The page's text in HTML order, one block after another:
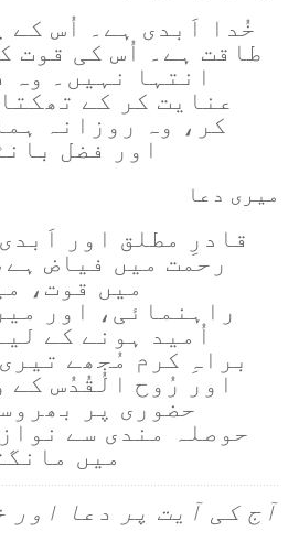
خُدا اَبدی ہے۔ اُس کے
طاقت ہے۔ اُس کی قوت
انتہا نہیں۔ وہ
عنایت کر کے
کر، وہ روزانہ
اور فضل
میری دعا
قادرِ مطلق اور
رحمت میں فیاض
میں قوت،
راہنمائی، اور
اُمید ہونے کے
براہِ کرم مُجھے
اور رُوح الُقُدُس کے
حضوری پر
حوصلہ مندی سے
میں
آج کی آیت پر دعا اور